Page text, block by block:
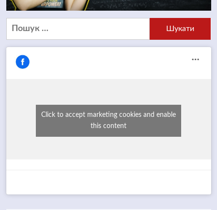
Пошук:
Click to accept marketing cookies and enable
this content